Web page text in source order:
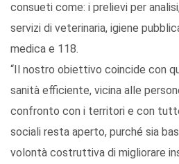
consueti come: i prelievi per
servizi di veterinaria, igiene
medica e 118.
“Il nostro obiettivo coincide con
sanità efficiente, vicina alle
confronto con i territori e con
sociali resta aperto, purché sia
volontà costruttiva di migliorare